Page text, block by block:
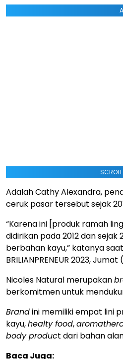
Adalah Cathy Alexandra,
ceruk pasar tersebut sejak
“Karena ini [produk ramah
didirikan pada 2012 dan sejak
berbahan kayu,” katanya
BRILIANPRENEUR 2023,
Nicoles Natural merupakan
berkomitmen untuk
Brandini memiliki empat lini
kayu,healty food,
body product dari bahan
Baca Juga: